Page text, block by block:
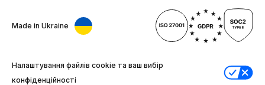
Made in Ukraine
Налаштування файлів cookie та ваш вибір
конфіденційності